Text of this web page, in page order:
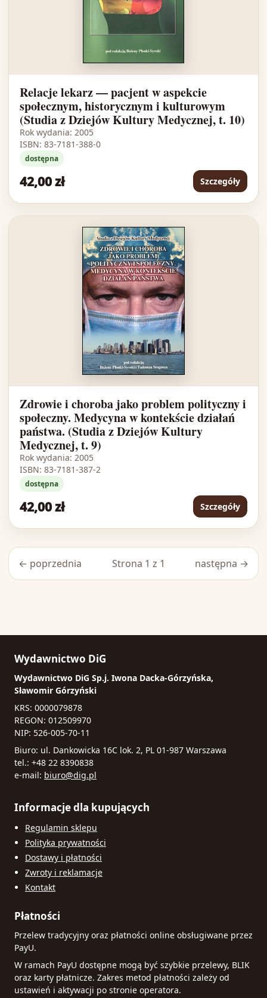
Relacje lekarz — pacjent w aspekcie
społecznym, historycznym i kulturowym
(Studia z Dziejów Kultury Medycznej, t. 10)
Rok wydania: 2005
ISBN: 83-7181-388-0
dostępna
42,00 zł Szczegóły
Zdrowie i choroba jako problem polityczny i
społeczny. Medycyna w kontekście działań
państwa. (Studia z Dziejów Kultury
Medycznej, t. 9)
Rok wydania: 2005
ISBN: 83-7181-387-2
dostępna
42,00 zł Szczegóły
← poprzednia Strona 1 z 1 następna →
Wydawnictwo DiG
Wydawnictwo DiG Sp.j. Iwona Dacka-Górzyńska,
Sławomir Górzyński
KRS: 0000079878
REGON: 012509970
NIP: 526-005-70-11
Biuro: ul. Dankowicka 16C lok. 2, PL 01-987 Warszawa
tel.: +48 22 8390838
e-mail: biuro@dig.pl
Informacje dla kupujących
Regulamin sklepu
Polityka prywatności
Dostawy i płatności
Zwroty i reklamacje
Kontakt
Płatności
Przelew tradycyjny oraz płatności online obsługiwane przez
PayU.
W ramach PayU dostępne mogą być szybkie przelewy, BLIK
oraz karty płatnicze. Zakres metod płatności zależy od
ustawień i aktywacji po stronie operatora.